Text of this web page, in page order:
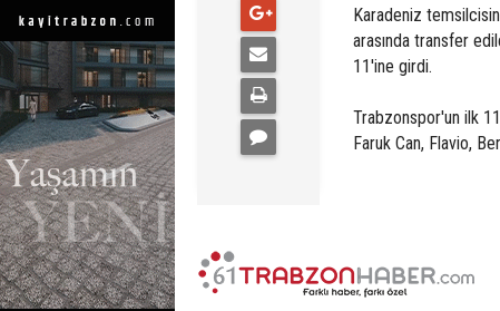
Karadeniz
arasında transfer
11'ine girdi.
Trabzonspor'un ilk
Faruk Can, Flavio,